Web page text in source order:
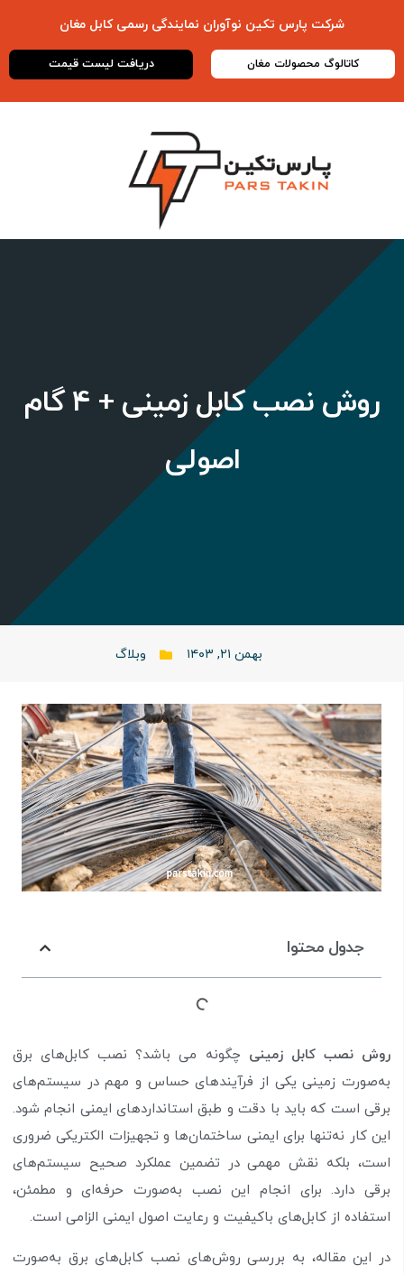
شرکت پارس تکین نوآوران نمایندگی رسمیکابل مغان
کاتالوگ محصولات مغان دریافت لیست قیمت
روش نصب کابل زمینی + 4 گام
اصولی
بهمن ۲۱, ۱۴۰۳ وبلاگ
جدول محتوا
روش نصب کابل زمینی چگونه می باشد؟ نصب کابل‌های برق
به‌صورت زمینی یکی از فرآیندهای حساس و مهم در سیستم‌های
برقی است که باید با دقت و طبق استانداردهای ایمنی انجام شود.
این کار نه‌تنها برای ایمنی ساختمان‌ها و تجهیزات الکتریکی ضروری
است، بلکه نقش مهمی در تضمین عملکرد صحیح سیستم‌های
برقی دارد. برای انجام این نصب به‌صورت حرفه‌ای و مطمئن،
استفاده از کابل‌های باکیفیت و رعایت اصول ایمنی الزامی است.
در این مقاله، به بررسی روش‌های نصب کابل‌های برق به‌صورت